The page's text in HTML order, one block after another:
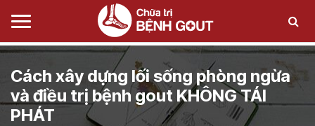
Cách xây dựng lối sống phòng ngừa
và điều trị bệnh gout KHÔNG TÁI
PHÁT